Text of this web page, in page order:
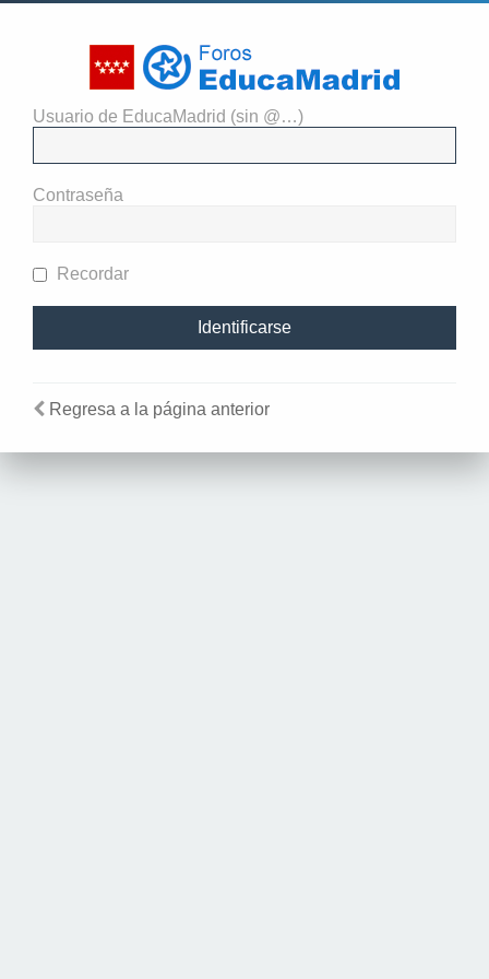
Usuario de EducaMadrid (sin @…)
Contraseña
Recordar
Regresa a la página anterior